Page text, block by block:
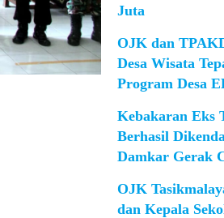
Juta
OJK dan
Desa Wisata
Program Desa
Kebakaran Eks
Berhasil
Damkar Gerak
OJK
dan Kepala